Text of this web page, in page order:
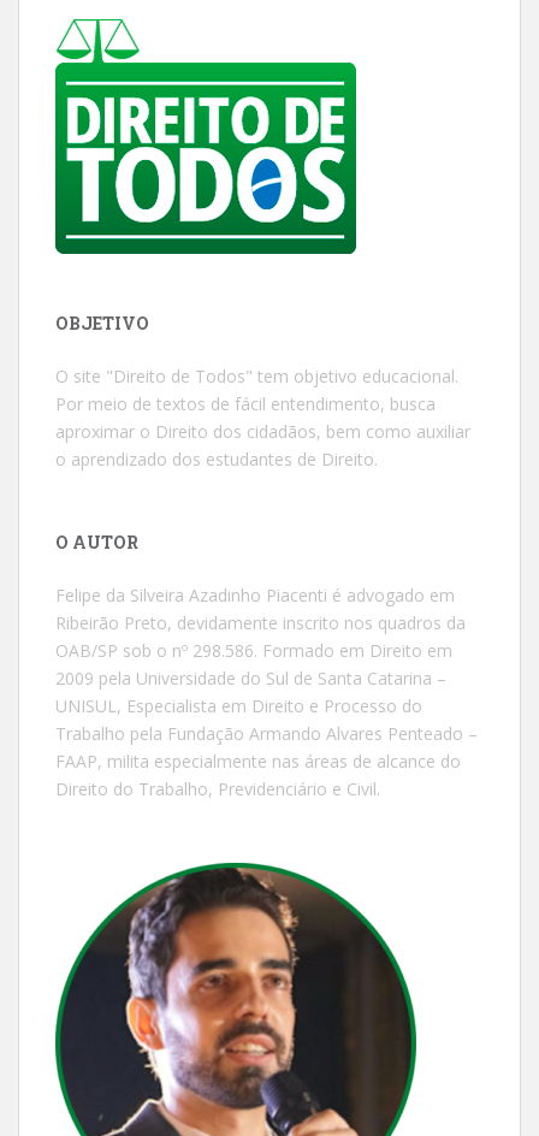
OBJETIVO
O site "Direito de Todos" tem objetivo educacional.
Por meio de textos de fácil entendimento, busca
aproximar o Direito dos cidadãos, bem como auxiliar
o aprendizado dos estudantes de Direito.
O AUTOR
Felipe da Silveira Azadinho Piacenti é advogado em
Ribeirão Preto, devidamente inscrito nos quadros da
OAB/SP sob o nº 298.586. Formado em Direito em
2009 pela Universidade do Sul de Santa Catarina –
UNISUL, Especialista em Direito e Processo do
Trabalho pela Fundação Armando Alvares Penteado –
FAAP, milita especialmente nas áreas de alcance do
Direito do Trabalho, Previdenciário e Civil.